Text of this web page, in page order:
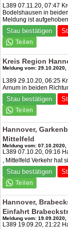
L389 07.11.20, 07:47
Bodelshausen in
Meldung ist
Stau bestätigen
Kreis Region
Meldung vom: 29.10.2020,
L389 29.10.20, 06:25
Arnum in beiden
Stau bestätigen
Hannover,
Mittelfeld
Meldung vom: 07.10.2020,
L389 07.10.20, 09:16
, Mittelfeld Verkehr hat
Stau bestätigen
Hannover,
Einfahrt
Meldung vom: 19.09.2020,
L389 19.09.20, 21:22